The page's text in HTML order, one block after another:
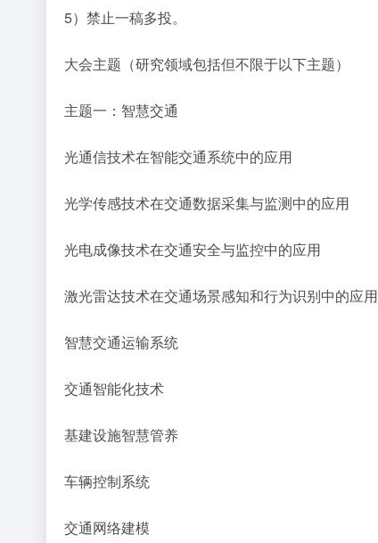
5）禁止一稿多投。
大会主题（研究领域包括但不限于以下主题）
主题一：智慧交通
光通信技术在智能交通系统中的应用
光学传感技术在交通数据采集与监测中的应用
光电成像技术在交通安全与监控中的应用
激光雷达技术在交通场景感知和行为识别中的应用
智慧交通运输系统
交通智能化技术
基建设施智慧管养
车辆控制系统
交通网络建模